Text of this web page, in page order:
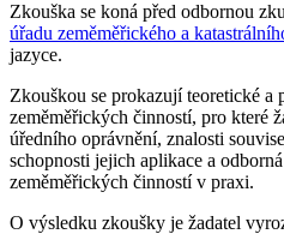
Zkouška se koná před odbornou
úřadu zeměměřického a
jazyce.
Zkouškou se prokazují teoretické a
zeměměřických činností, pro které
úředního oprávnění, znalosti
schopnosti jejich aplikace a
zeměměřických činností v praxi.
O výsledku zkoušky je žadatel